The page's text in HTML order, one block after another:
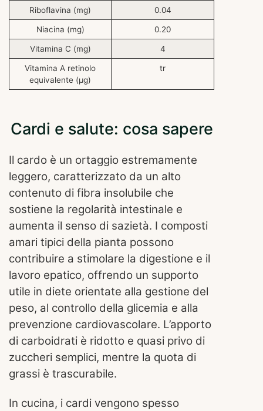
Riboflavina (mg) 0.04
Niacina (mg) 0.20
Vitamina C (mg) 4
Vitamina A retinolo
equivalente (μg)
tr
Cardi e salute: cosa sapere
Il cardo è un ortaggio estremamente
leggero, caratterizzato da un alto
contenuto di fibra insolubile che
sostiene la regolarità intestinale e
aumenta il senso di sazietà. I composti
amari tipici della pianta possono
contribuire a stimolare la digestione e il
lavoro epatico, offrendo un supporto
utile in diete orientate alla gestione del
peso, al controllo della glicemia e alla
prevenzione cardiovascolare. L’apporto
di carboidrati è ridotto e quasi privo di
zuccheri semplici, mentre la quota di
grassi è trascurabile.
In cucina, i cardi vengono spesso